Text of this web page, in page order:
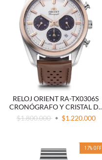
RELOJ ORIENT RA-TX0306S
CRONÓGRAFO Y CRISTAL DE
ZAFIRO
$1.800.000 $1.220.000
17% OFF